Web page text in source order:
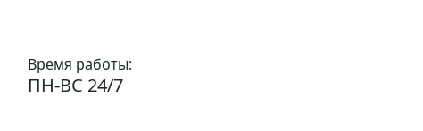
Время работы:
ПН-ВС 24/7